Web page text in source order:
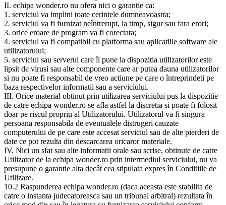
II. echipa wonder.ro nu ofera nici o garantie ca:
1. serviciul va implini toate cerintele dumneavoastra;
2. serviciul va fi furnizat neîntrerupt, la timp, sigur sau fara erori;
3. orice eroare de program va fi corectata;
4. serviciul va fi compatibil cu platforma sau aplicatiile software ale
utilizatorului;
5. serviciul sau serverul care îl pune la dispozitia utilizatorilor este
lipsit de virusi sau alte componente care ar putea dauna utilizatorilor
si nu poate fi responsabil de vreo actiune pe care o întreprindeti pe
baza respectivelor informatii sau a serviciului.
III. Orice material obtinut prin utilizarea serviciului pus la dispozitie
de catre echipa wonder.ro se afla astfel la discretia si poate fi folosit
doar pe riscul propriu al Utilizatorului. Utilizatorul va fi singura
persoana responsabila de eventualele distrugeri cauzate
computerului de pe care este accesat serviciul sau de alte pierderi de
date ce pot rezulta din descarcarea oricaror materiale.
IV. Nici un sfat sau alte informatii orale sau scrise, obtinute de catre
Utilizator de la echipa wonder.ro prin intermediul serviciului, nu va
presupune o garantie alta decât cea stipulata expres în Conditiile de
Utilizare.
10.2 Raspunderea echipa wonder.ro (daca aceasta este stabilita de
catre o instanta judecatoreasca sau un tribunal arbitral) rezultata în